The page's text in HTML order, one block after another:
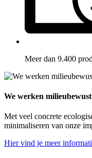
Meer dan 9.400
We werken
Met veel concrete
minimaliseren van onze
Hier vind je meer